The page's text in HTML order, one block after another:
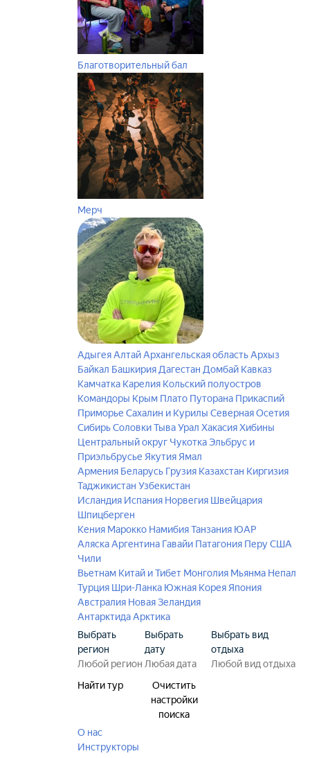
Благотворительный бал
Мерч
АдыгеяАлтайАрхангельская областьАрхыз
Байкал Башкирия Дагестан Домбай Кавказ
Камчатка Карелия Кольский полуостров
Командоры Крым Плато Путорана Прикаспий
Приморье Сахалин и Курилы Северная Осетия
СибирьСоловкиТываУрал ХакасияХибины
Центральный округ ЧукоткаЭльбрус и
Приэльбрусье Якутия Ямал
Армения Беларусь Грузия Казахстан Киргизия
Таджикистан Узбекистан
Исландия Испания Норвегия Швейцария
Шпицберген
Кения Марокко НамибияТанзания ЮАР
АляскаАргентина Гавайи Патагония Перу США
Чили
Вьетнам Китай и Тибет Монголия Мьянма Непал
Турция Шри-Ланка Южная Корея Япония
Австралия Новая Зеландия
АнтарктидаАрктика
Выбрать
регион
Выбрать
дату
Выбрать вид
отдыха
Найти тур
Очистить
настройки
поиска
О нас
Инструкторы